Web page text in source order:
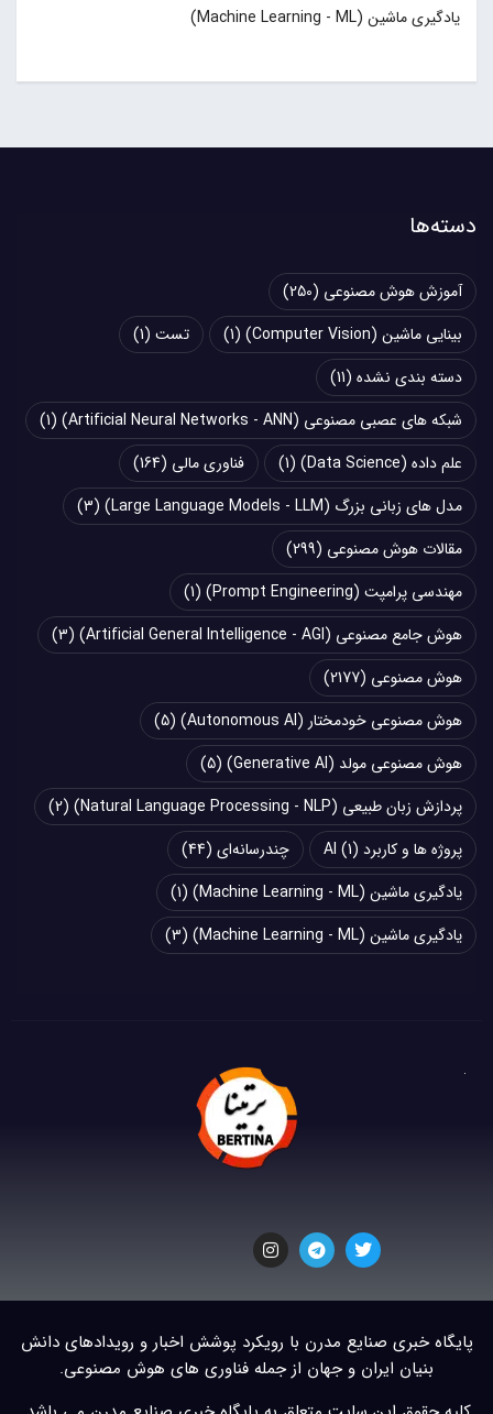
یادگیری ماشین (Machine Learning - ML)
دسته‌ها
آموزش هوش مصنوعی (250)
بینایی ماشین (Computer Vision)
(1) تست (1)
دسته بندی نشده (11)
شبکه های عصبی مصنوعی (Artificial Neural Networks - ANN)
(1)
علم داده (Data Science)
(1) فناوری مالی (164)
مدل های زبانی بزرگ (Large Language Models - LLM)
(3)
مقالات هوش مصنوعی (299)
مهندسی پرامپت (Prompt Engineering)
(1)
هوش جامع مصنوعی (Artificial General Intelligence - AGI)
(3)
هوش مصنوعی (2177)
هوش مصنوعی خودمختار (Autonomous AI)
(5)
هوش مصنوعی مولد (Generative AI)
(5)
پردازش زبان طبیعی (Natural Language Processing - NLP)
(2)
پروژه ها و کاربرد AI (1) چند‌‌رسانه‌ای (44)
یادگیری ماشین (Machine Learning - ML)
(1)
یادگیری ماشین (Machine Learning - ML)
(3)
پایگاه خبری صنایع مدرن با رویکرد پوشش اخبار و رویدادهای دانش
بنیان ایران و جهان از جمله فناوری های هوش مصنوعی.